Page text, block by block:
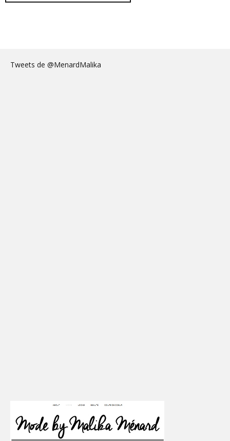
Tweets de @MenardMalika